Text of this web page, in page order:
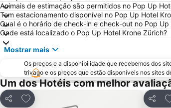
Animais de estimação são permitidos no Pop Up
Tem estacionamento disponível no Pop Up Hotel
Qual é o horário de check-in e check-out no Pop Up
Onde está localizado o Pop Up Hotel Krone Zürich?
Mostrar mais
Os preços e a disponibilidade que recebemos dos
trivago e os preços que estão disponíveis nos sites
Um dos Hotéis com melhor
Partilhar
Adicionar aos favoritos